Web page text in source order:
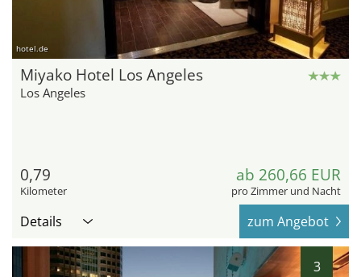
hotel.de
Miyako Hotel Los Angeles
Los Angeles
0,79
Kilometer
ab 260,66 EUR
pro Zimmer und Nacht
Details zum Angebot
3